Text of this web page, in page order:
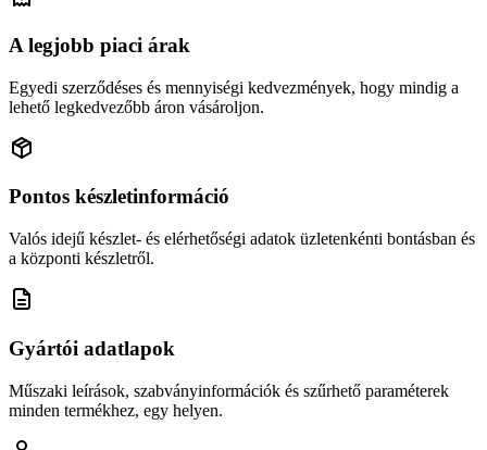
A legjobb piaci árak
Egyedi szerződéses és mennyiségi kedvezmények, hogy mindig a
lehető legkedvezőbb áron vásároljon.
Pontos készletinformáció
Valós idejű készlet- és elérhetőségi adatok üzletenkénti bontásban és
a központi készletről.
Gyártói adatlapok
Műszaki leírások, szabványinformációk és szűrhető paraméterek
minden termékhez, egy helyen.